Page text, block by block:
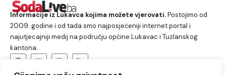
Informacije iz Lukavca kojima možete vjerovati.Postojimo od
2009. godine i od tada smo najposjećeniji internet portal i
najutjecajniji medij na području općine Lukavac i Tuzlanskog
kantona.